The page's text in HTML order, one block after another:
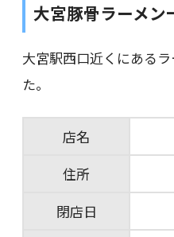
大宮豚骨ラーメン
大宮駅西口近くにある
た。
店名
住所
閉店日